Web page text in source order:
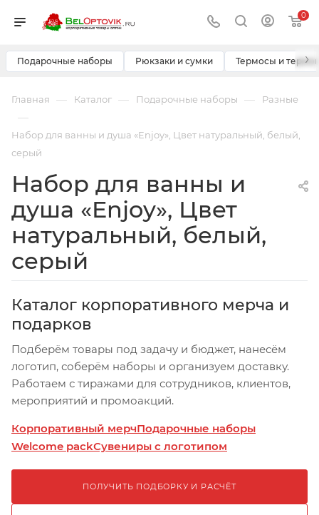
0
Подарочные наборы Рюкзаки и сумки Термосы и ›
Главная — Каталог — Подарочные наборы — Разные
—
Набор для ванны и душа «Enjoy», Цвет натуральный, белый,
серый
Набор для ванны и
душа «Enjoy», Цвет
натуральный, белый,
серый
Каталог корпоративного мерча и
подарков
Подберём товары под задачу и бюджет, нанесём
логотип, соберём наборы и организуем доставку.
Работаем с тиражами для сотрудников, клиентов,
мероприятий и промоакций.
Корпоративный мерчПодарочные наборы
Welcome packСувениры с логотипом
ПОЛУЧИТЬ ПОДБОРКУ И РАСЧЁТ